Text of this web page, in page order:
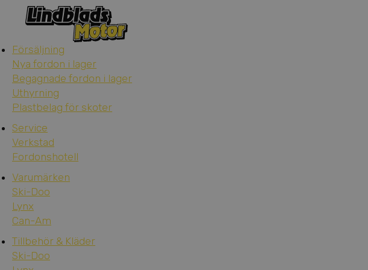
Försäljning
Nya fordon i lager
Begagnade fordon i lager
Uthyrning
Plastbelag för skoter
Service
Verkstad
Fordonshotell
Varumärken
Ski-Doo
Lynx
Can-Am
Tillbehör & Kläder
Ski-Doo